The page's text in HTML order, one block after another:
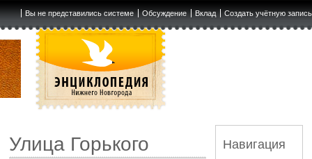
Вы не представились системе Обсуждение Вклад Создать учётную запись
Улица Горького Навигация